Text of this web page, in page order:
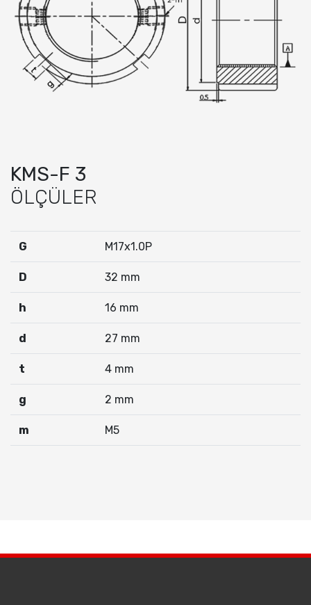
KMS-F 3
ÖLÇÜLER
G M17x1.0P
D 32 mm
h 16 mm
d 27 mm
t 4 mm
g 2 mm
m M5